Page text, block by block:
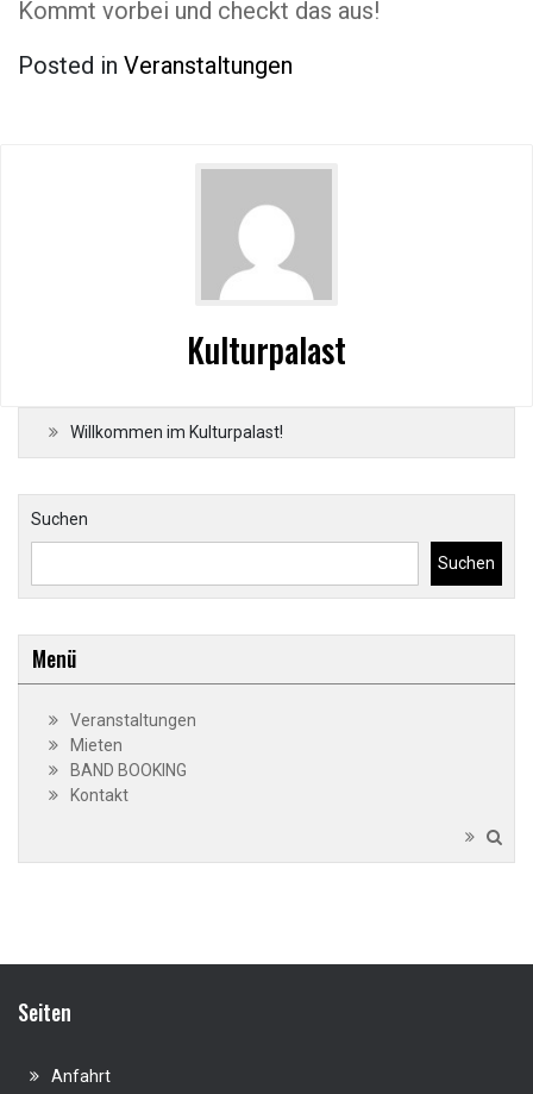
Kommt vorbei und checkt das aus!
Posted in Veranstaltungen
Kulturpalast
Willkommen im Kulturpalast!
Suchen
Suchen
Menü
Veranstaltungen
Mieten
BAND BOOKING
Kontakt
Seiten
Anfahrt